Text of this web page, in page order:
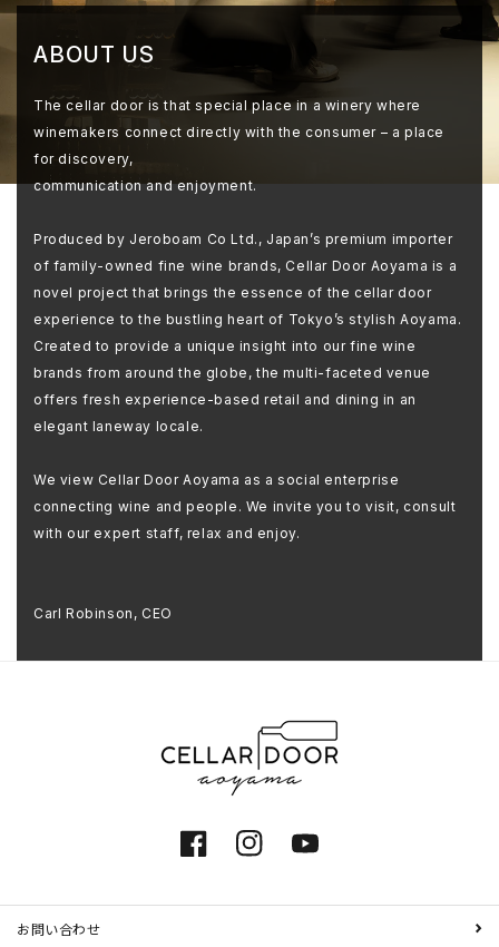
ABOUT US
The cellar door is that special place in a winery where
winemakers connect directly with the consumer – a place
for discovery,
communication and enjoyment.
Produced by Jeroboam Co Ltd., Japan’s premium importer
of family-owned fine wine brands, Cellar Door Aoyama is a
novel project that brings the essence of the cellar door
experience to the bustling heart of Tokyo’s stylish Aoyama.
Created to provide a unique insight into our fine wine
brands from around the globe, the multi-faceted venue
offers fresh experience-based retail and dining in an
elegant laneway locale.
We view Cellar Door Aoyama as a social enterprise
connecting wine and people. We invite you to visit, consult
with our expert staff, relax and enjoy.
Carl Robinson, CEO
FacebookInstagramYouTube
お問い合わせ